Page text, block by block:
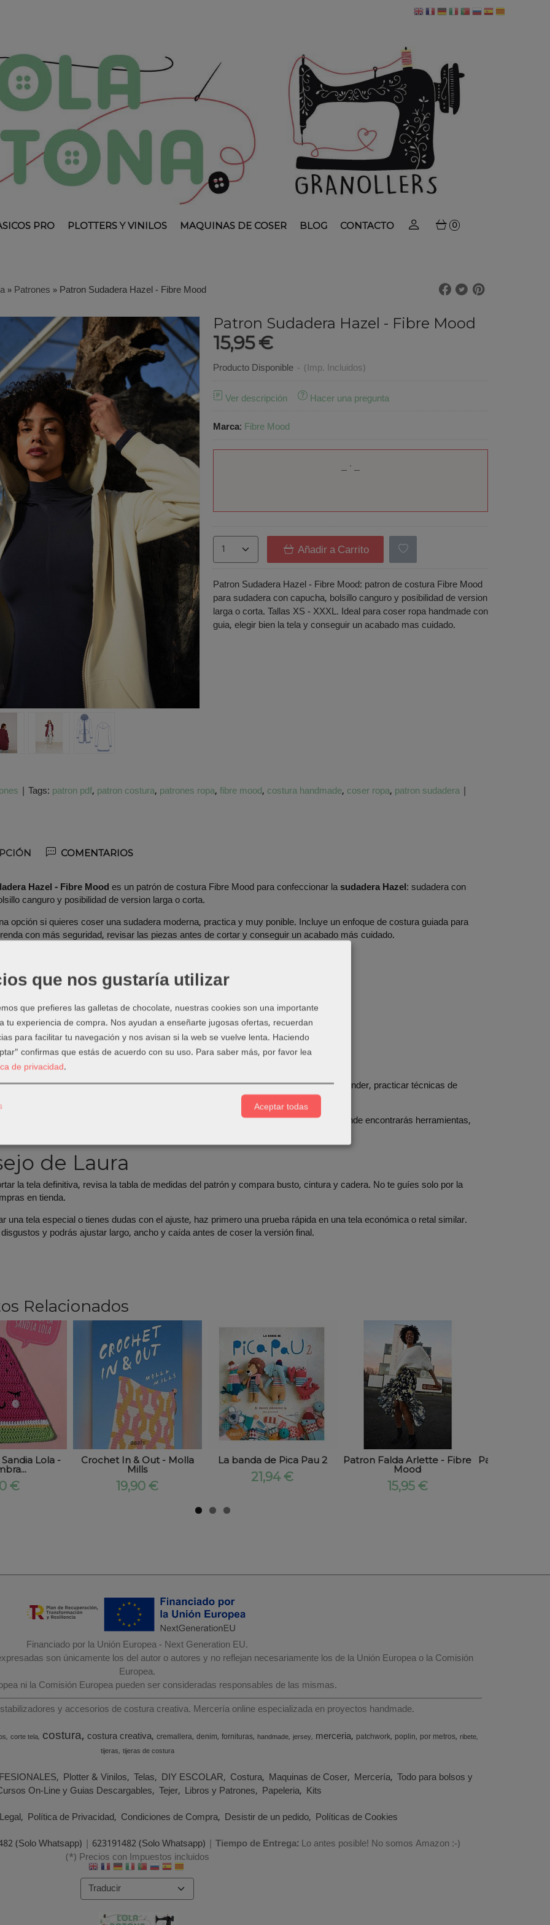
PRO PLOTTERS Y VINILOS MAQUINAS DE COSER BLOG CONTACTO 0
»Patrones »Patron Sudadera Hazel - Fibre Mood
Patron Sudadera Hazel - Fibre Mood
15,95 €
Producto Disponible - (Imp. Incluidos)
Ver descripción
Hacer una pregunta
Marca: Fibre Mood
Añadir a Carrito
Patron Sudadera Hazel - Fibre Mood: patron de costura Fibre Mood
para sudadera con capucha, bolsillo canguro y posibilidad de version
larga o corta. Tallas XS - XXXL. Ideal para coser ropa handmade con
guia, elegir bien la tela y conseguir un acabado mas cuidado.
| Tags: patron pdf patron costura patrones ropa fibre mood costura handmade coser ropa patron sudadera |
COMENTARIOS
Hazel - Fibre Moodes un patrón de costura Fibre Mood para confeccionar lasudadera Hazel: sudadera con
canguro y posibilidad de version larga o corta.
opción si quieres coser una sudadera moderna, practica y muy ponible. Incluye un enfoque de costura guiada para
con más seguridad, revisar las piezas antes de cortar y conseguir un acabado más cuidado.
patrón de costura Fibre Mood.
XS - XXXL.
sudadera con capucha, bolsillo canguro y posibilidad de version larga o corta.
sudadera, French Terry, punto roma o tejidos de punto con cuerpo.
qué proyectos encaja
muy bien si buscas una prenda handmade con personalidad, pensada para aprender, practicar técnicas de
ropa a tu medida.
Patrones,CosturayGomas
, donde encontrarás herramientas,
de Laura
la tela definitiva, revisa la tabla de medidas del patrón y compara busto, cintura y cadera. No te guíes solo por la
en tienda.
una tela especial o tienes dudas con el ajuste, haz primero una prueba rápida en una tela económica o retal similar.
y podrás ajustar largo, ancho y caída antes de coser la versión final.
Relacionados
Lola -
€
Crochet In & Out - Molla
Mills
19,90 €
La banda de Pica Pau 2
21,94 €
Patron Falda Arlette - Fibre
Mood
15,95 €
Patron
Financiado por la Unión Europea - Next Generation EU.
son únicamente los del autor o autores y no reflejan necesariamente los de la Unión Europea o la Comisión
Europea.
ni la Comisión Europea pueden ser consideradas responsables de las mismas.
y accesorios de costura creativa. Mercería online especializada en proyectos handmade.
corte tela costura costura creativa cremallera denim fornituras handmade jersey merceria patchwork poplin por metros ribete
tijeras tijeras de costura
Plotter & Vinilos Telas DIY ESCOLAR Costura Maquinas de Coser Mercería Todo para bolsos y
On-Line y Guias Descargables Tejer Libros y Patrones Papeleria Kits
Política de Privacidad Condiciones de Compra Desistir de un pedido Políticas de Cookies
(Solo Whatsapp) | 623191482 (Solo Whatsapp) | Tiempo de Entrega:Lo antes posible! No somos Amazon :-)
(*) Precios con Impuestos incluidos
que nos gustaría utilizar
que prefieres las galletas de chocolate, nuestras cookies son una importante
tu experiencia de compra. Nos ayudan a enseñarte jugosas ofertas, recuerdan
para facilitar tu navegación y nos avisan si la web se vuelve lenta. Haciendo
confirmas que estás de acuerdo con su uso. Para saber más, por favor lea
de privacidad.
Aceptar todas